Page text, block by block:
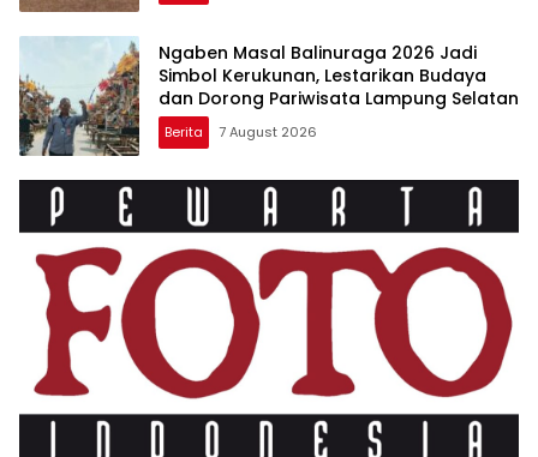
Ngaben Masal Balinuraga 2026 Jadi
Simbol Kerukunan, Lestarikan Budaya
dan Dorong Pariwisata Lampung Selatan
Berita 7 August 2026